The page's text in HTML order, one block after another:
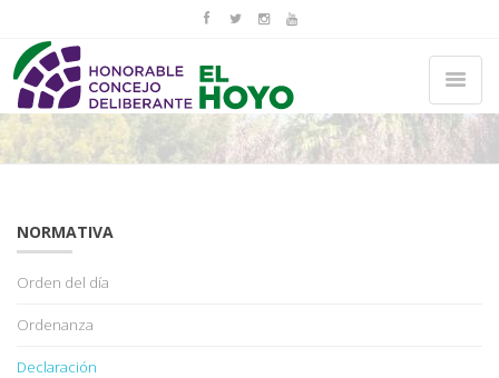
NORMATIVA
Orden del día
Ordenanza
Declaración